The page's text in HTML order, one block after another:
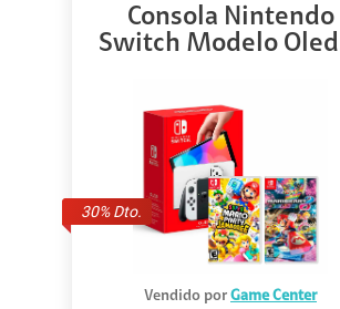
30% Dto.
Consola Nintendo
Switch Modelo
Vendido por Game Center